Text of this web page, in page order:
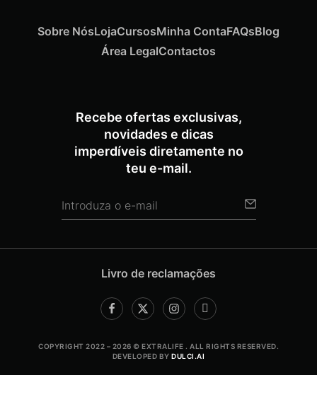
Recebe ofertas exclusivas,
novidades e dicas
imperdíveis diretamente no
teu e-mail.
Sobre NósLojaCursosMinha ContaFAQsBlog
Área LegalContactos
Livro de reclamações
COPYRIGHT 2022 – 2026 © EXTRALIFE . ALL RIGHTS RESERVED.
DEVELOPED BYDULCI.AI